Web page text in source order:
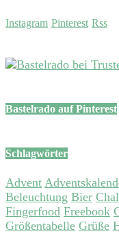
Instagram Pinterest Rss
Bastelrado auf Pinterest
Schlagwörter
Advent
Beleuchtung Bier
Fingerfood Freebook
Größentabelle Grüße